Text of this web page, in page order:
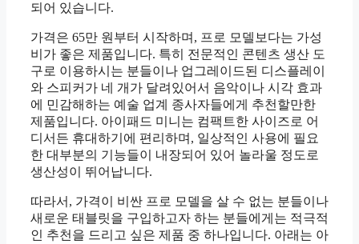
되어 있습니다.
가격은 65만 원부터 시작하며, 프로 모델보다는 가성
비가 좋은 제품입니다. 특히 전문적인 콘텐츠 생산 도
구로 이용하시는 분들이나 업그레이드된 디스플레이
와 스피커가 네 개가 달려있어서 음악이나 시각 효과
에 민감해하는 예술 업계 종사자들에게 추천할만한
제품입니다. 아이패드 미니는 컴팩트한 사이즈로 어
디서든 휴대하기에 편리하며, 일상적인 사용에 필요
한 대부분의 기능들이 내장되어 있어 놀라울 정도로
생산성이 뛰어납니다.
따라서, 가격이 비싼 프로 모델을 살 수 없는 분들이나
새로운 태블릿을 구입하고자 하는 분들에게는 적극적
인 추천을 드리고 싶은 제품 중 하나입니다. 아래는 아